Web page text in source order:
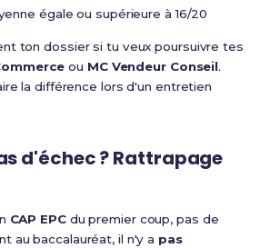
égale ou supérieure à 16/20
ton dossier si tu veux poursuivre tes
ou MC Vendeur Conseil.
la différence lors d'un entretien
d'échec ? Rattrapage
CAP EPCdu premier coup, pas de
au baccalauréat, il n'y a pas